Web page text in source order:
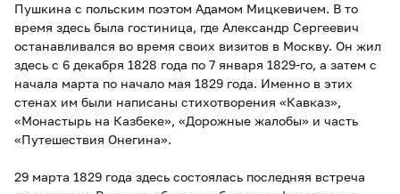
Пушкина с польским поэтом Адамом Мицкевичем. В то
время здесь была гостиница, где Александр Сергеевич
останавливался во время своих визитов в Москву. Он жил
здесь с 6 декабря 1828 года по 7 января 1829-го, а затем с
начала марта по начало мая 1829 года. Именно в этих
стенах им были написаны стихотворения «Кавказ»,
«Монастырь на Казбеке», «Дорожные жалобы» и часть
«Путешествия Онегина».
29 марта 1829 года здесь состоялась последняя встреча